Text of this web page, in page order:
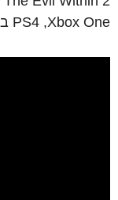
PS4 ,Xbox One ב-13 לאוקטובר.